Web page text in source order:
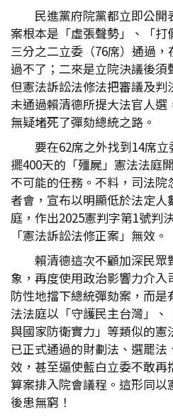
民進黨府院黨都立即公
案根本是「虛張聲勢」、「
三分之二立委（76席）通過
過不了；二來是立院決議後須
但憲法訴訟法修法把審議及
未通過賴清德所提大法官人選
無疑堵死了彈劾總統之路。
要在62席之外找到14席
擺400天的「殭屍」憲法法庭
不可能的任務。不料，司法
者會，宣布以明顯低於法定人
庭，作出2025憲判字第1號判
「憲法訴訟法修正案」無效。
賴清德這次不顧加深民眾
象，再度使用政治影響力介
防性地擋下總統彈劾案，而
法法庭以「守護民主台灣」
與國家防衛實力」等類似的
已正式通過的財劃法、選罷
效，甚至逼使藍白立委不敢再
算案排入院會議程。這形同以
後患無窮！